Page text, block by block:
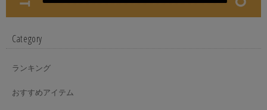
Category
ランキング
おすすめアイテム